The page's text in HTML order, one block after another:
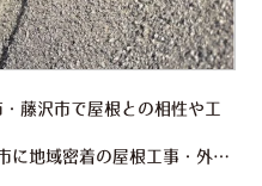
藤沢市で屋根との相性や工
こんにちは！ 茅ヶ崎市・藤沢市に地域密着の屋根工事・外壁塗装専門店 株式会社かなえるです！ 7月20日に気象庁から「関東甲信・東海が梅雨明けしたとみられる」という発表がありましたね。 平年より1日遅い梅雨…